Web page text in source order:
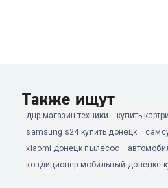
Также ищут
днр магазин техники купить
samsung s24 купить донецк
xiaomi донецк пылесос
кондиционер мобильный донецке